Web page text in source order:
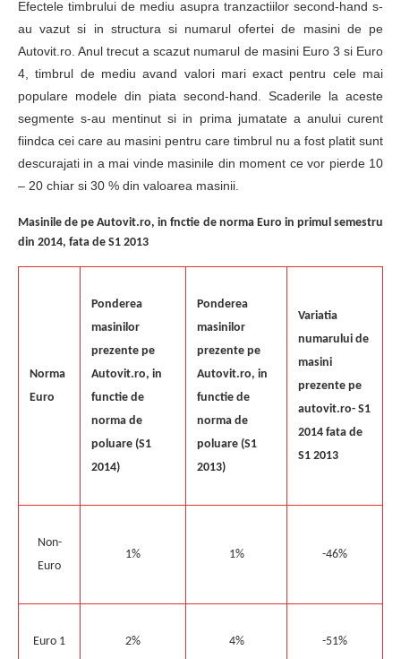
Efectele timbrului de mediu asupra tranzactiilor second-hand s-
au vazut si in structura si numarul ofertei de masini de pe
Autovit.ro. Anul trecut a scazut numarul de masini Euro 3 si Euro
4, timbrul de mediu avand valori mari exact pentru cele mai
populare modele din piata second-hand. Scaderile la aceste
segmente s-au mentinut si in prima jumatate a anului curent
fiindca cei care au masini pentru care timbrul nu a fost platit sunt
descurajati in a mai vinde masinile din moment ce vor pierde 10
– 20 chiar si 30 % din valoarea masinii.
Masinile de pe Autovit.ro, in fnctie de norma Euro in primul semestru
din 2014, fata de S1 2013
Norma
Euro
Ponderea
masinilor
prezente pe
Autovit.ro, in
functie de
norma de
poluare (S1
2014)
Ponderea
masinilor
prezente pe
Autovit.ro, in
functie de
norma de
poluare (S1
2013)
Variatia
numarului de
masini
prezente pe
autovit.ro- S1
2014 fata de
S1 2013
Non-
Euro
1% 1% -46%
Euro 1 2% 4% -51%